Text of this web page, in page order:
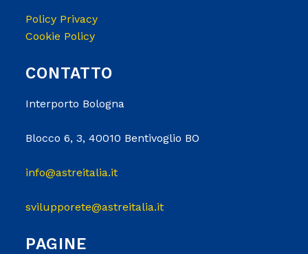
Policy Privacy
Cookie Policy
CONTATTO
Interporto Bologna
Blocco 6, 3, 40010 Bentivoglio BO
info@astreitalia.it
svilupporete@astreitalia.it
PAGINE